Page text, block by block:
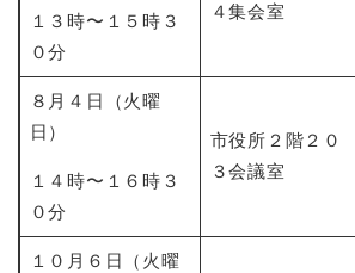
１３時〜１５時３
０分
４集会室
８月４日（火曜
日）
１４時〜１６時３
０分
市役所２階２０
３会議室
１０月６日（火曜